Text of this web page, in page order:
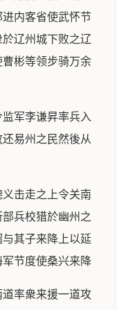
内客省使武怀节
辽州城下败之辽
彬等领步骑万余
军李谦昇率兵入
易州之民然後从
击走之上令关南
兵校猎於幽州之
其子来降上以延
节度使桑兴来降
率衆来援一道攻